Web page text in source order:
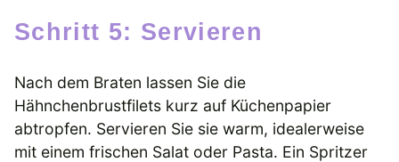
Schritt 5: Servieren
Nach dem Braten lassen Sie die
Hähnchenbrustfilets kurz auf Küchenpapier
abtropfen. Servieren Sie sie warm, idealerweise
mit einem frischen Salat oder Pasta. Ein Spritzer